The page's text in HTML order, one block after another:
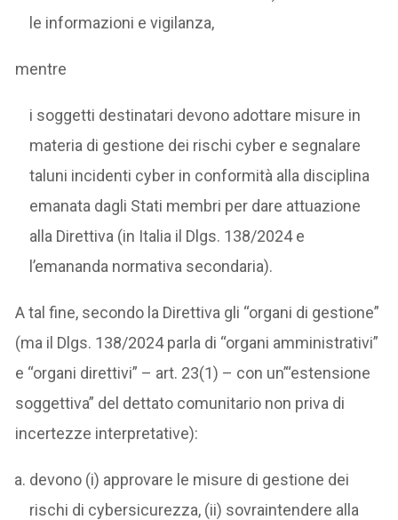
le informazioni e vigilanza,
mentre
i soggetti destinatari devono adottare misure in
materia di gestione dei rischi cyber e segnalare
taluni incidenti cyber in conformità alla disciplina
emanata dagli Stati membri per dare attuazione
alla Direttiva (in Italia il Dlgs. 138/2024 e
l’emananda normativa secondaria).
A tal fine, secondo la Direttiva gli “organi di gestione”
(ma il Dlgs. 138/2024 parla di “organi amministrativi”
e “organi direttivi” – art. 23(1) – con un’“estensione
soggettiva” del dettato comunitario non priva di
incertezze interpretative):
devono (i) approvare le misure di gestione dei
rischi di cybersicurezza, (ii) sovraintendere alla